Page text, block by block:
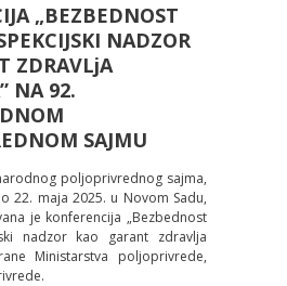
„BEZBEDNOST
NADZOR
ZDRAVLjA
NA 92.
SAJMU
poljoprivrednog sajma,
22. maja 2025. u Novom Sadu,
je konferencija „Bezbednost
nadzor kao garant zdravlja
Ministarstva poljoprivrede,